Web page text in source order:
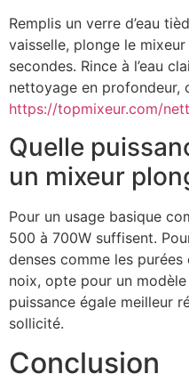
Remplis un verre d’eau
vaisselle, plonge le
secondes. Rince à l’eau
nettoyage en profondeur,
https://topmixeur.com/
Quelle
un mixeur
Pour un usage basique
500 à 700W suffisent.
denses comme les
noix, opte pour un
puissance égale meilleur
sollicité.
Conclusion